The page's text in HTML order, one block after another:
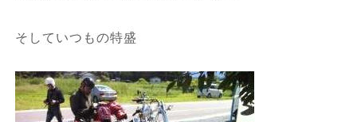
そしていつもの特盛